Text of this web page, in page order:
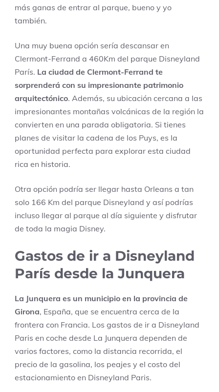
más ganas de entrar al parque, bueno y yo
también.
Una muy buena opción sería descansar en
Clermont-Ferrand a 460Km del parque Disneyland
París. La ciudad de Clermont-Ferrand te
sorprenderá con su impresionante patrimonio
arquitectónico. Además, su ubicación cercana a las
impresionantes montañas volcánicas de la región la
convierten en una parada obligatoria. Si tienes
planes de visitar la cadena de los Puys, es la
oportunidad perfecta para explorar esta ciudad
rica en historia.
Otra opción podría ser llegar hasta Orleans a tan
solo 166 Km del parque Disneyland y así podrías
incluso llegar al parque al día siguiente y disfrutar
de toda la magia Disney.
Gastos de ir a Disneyland
París desde la Junquera
La Junquera es un municipio en la provincia de
Girona, España, que se encuentra cerca de la
frontera con Francia. Los gastos de ir a Disneyland
Paris en coche desde La Junquera dependen de
varios factores, como la distancia recorrida, el
precio de la gasolina, los peajes y el costo del
estacionamiento en Disneyland Paris.